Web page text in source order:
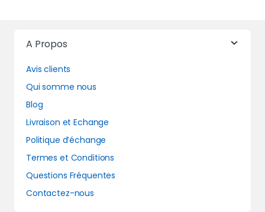
A Propos
Avis clients
Qui somme nous
Blog
Livraison et Echange
Politique d’échange
Termes et Conditions
Questions Fréquentes
Contactez-nous